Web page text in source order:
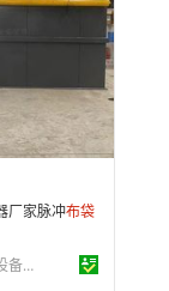
厂家脉冲布袋
泊头市嘉科环保机械设备有限公司